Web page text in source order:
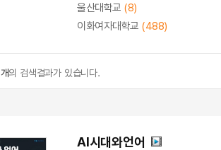
울산대학교 (8)
이화여자대학교 (488)
개의 검색결과가 있습니다.
AI시대와언어